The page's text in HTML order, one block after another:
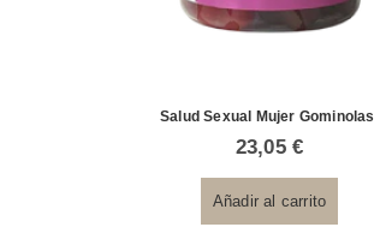
Salud Sexual Mujer Gominolas
23,05 €
Añadir al carrito